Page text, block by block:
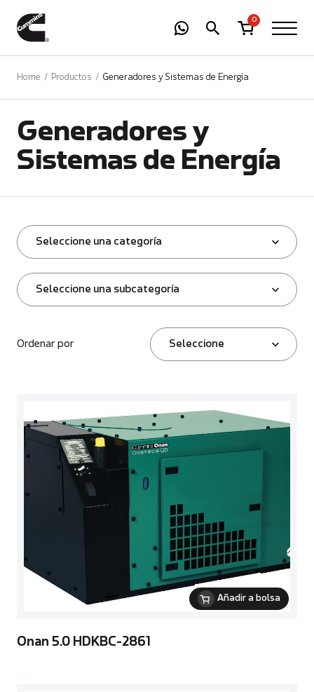
0
Home Productos Generadores y Sistemas de Energía
Generadores y
Sistemas de Energía
Seleccione una categoría
Seleccione una subcategoría
Ordenar por Seleccione
Añadir a bolsa
Onan 5.0 HDKBC-2861